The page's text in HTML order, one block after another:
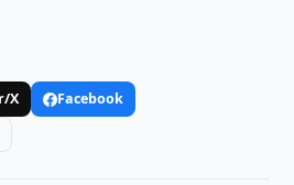
X
Facebook